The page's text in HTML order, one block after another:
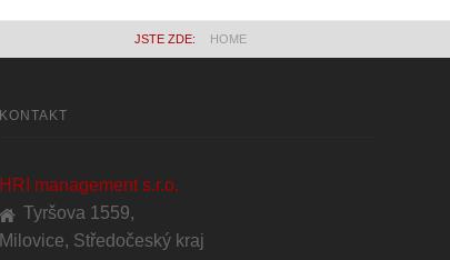
JSTE ZDE: HOME
KONTAKT
HRI management s.r.o.
Tyršova 1559,
Milovice, Středočeský kraj